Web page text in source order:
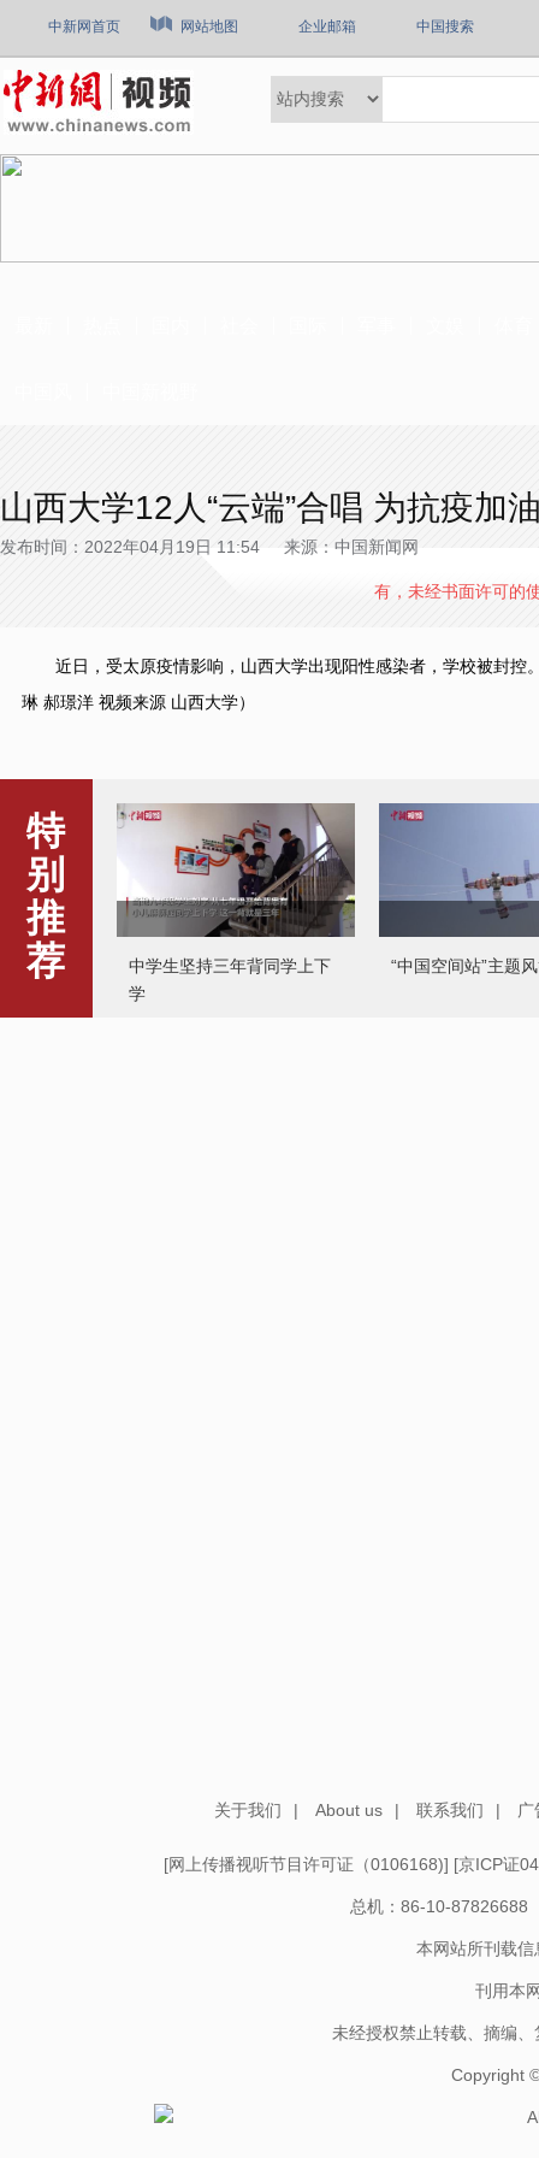
中新网首页 网站地图 企业邮箱 中国搜索
山西大学12人“云端”合唱 为抗疫加
发布时间：2022年04月19日 11:54 来源：中国新闻网
有，未经书面许可的
近日，受太原疫情影响，山西大学出现阳性感染者，学校被封控
琳 郝璟洋 视频来源 山西大学）
特
别
推
荐
中学生坚持三年背同学上下
学
“中国空间站”主题
关于我们 | About us | 联系我们 |
[网上传播视听节目许可证（0106168)] [京ICP证
总机：86-10-87826688
本网站所刊载
刊用本
未经授权禁止转载、摘编
Copyright